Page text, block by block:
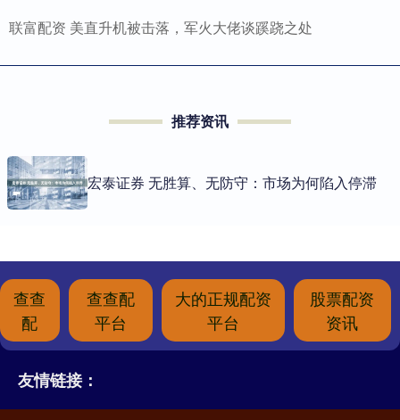
联富配资 美直升机被击落，军火大佬谈蹊跷之处
推荐资讯
宏泰证券 无胜算、无防守：市场为何陷入停滞
查查
配
查查配
平台
大的正规配资
平台
股票配资
资讯
友情链接：